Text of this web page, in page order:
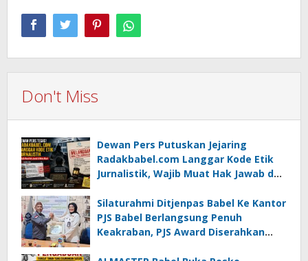
Don't Miss
Dewan Pers Putuskan Jejaring
Radakbabel.com Langgar Kode Etik
Jurnalistik, Wajib Muat Hak Jawab dan
Silaturahmi Ditjenpas Babel Ke Kantor
PJS Babel Berlangsung Penuh
Keakraban, PJS Award Diserahkan